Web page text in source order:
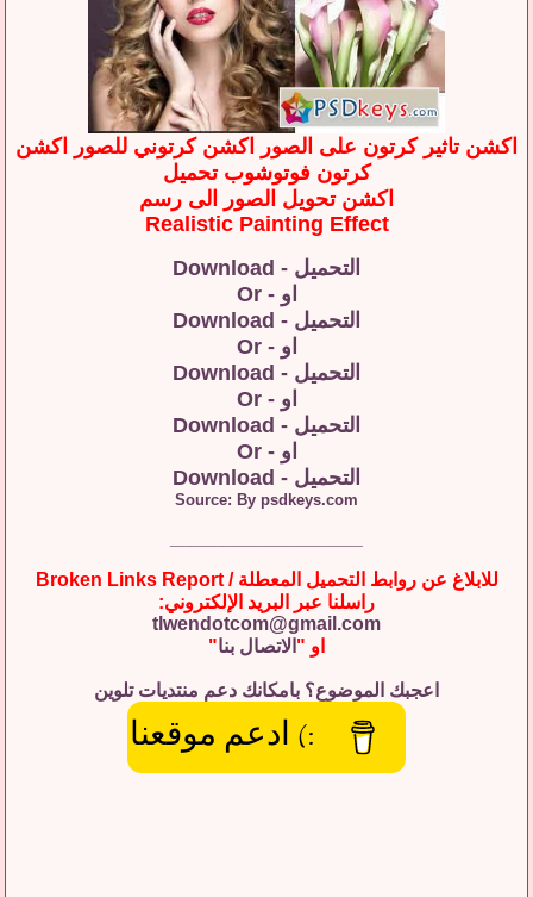
اكشن تاثير كرتون على الصور اكشن كرتوني للصور اكشن
كرتون فوتوشوب تحميل
اكشن تحويل الصور الى رسم
Realistic Painting Effect
التحميل - Download
او - Or
التحميل - Download
او - Or
التحميل - Download
او - Or
التحميل - Download
او - Or
التحميل - Download
Source: By psdkeys.com
للابلاغ عن روابط التحميل المعطلة / Broken Links Report
راسلنا عبر البريد الإلكتروني:
tlwendotcom@gmail.com
او " الاتصال بنا"
اعجبك الموضوع؟ بامكانك دعم منتديات تلوين
:) ادعم موقعنا